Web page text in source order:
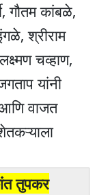
गौतम कांबळे,
श्रीराम
चव्हाण,
यांनी
वाजत
तुपकर